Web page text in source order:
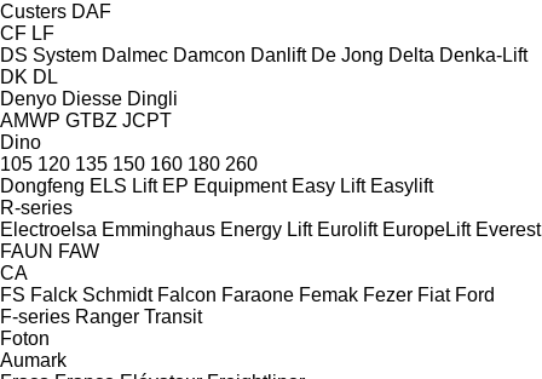
Custers DAF
CF LF
DS System Dalmec Damcon Danlift De Jong Delta Denka-Lift
DK DL
Denyo Diesse Dingli
AMWP GTBZ JCPT
Dino
105 120 135 150 160 180 260
Dongfeng ELS Lift EP Equipment Easy Lift Easylift
R-series
Electroelsa Emminghaus Energy Lift Eurolift EuropeLift Everest
FAUN FAW
CA
FS Falck Schmidt Falcon Faraone Femak Fezer Fiat Ford
F-series Ranger Transit
Foton
Aumark